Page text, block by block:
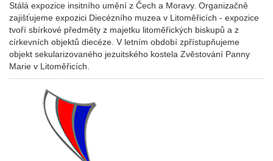
Stálá expozice insitního umění z Čech a Moravy. Organizačně
zajišťujeme expozici Diecézního muzea v Litoměřicích - expozice
tvoří sbírkové předměty z majetku litoměřických biskupů a z
církevních objektů diecéze. V letním období zpřístupňujeme
objekt sekularizovaného jezuitského kostela Zvěstování Panny
Marie v Litoměřicích.